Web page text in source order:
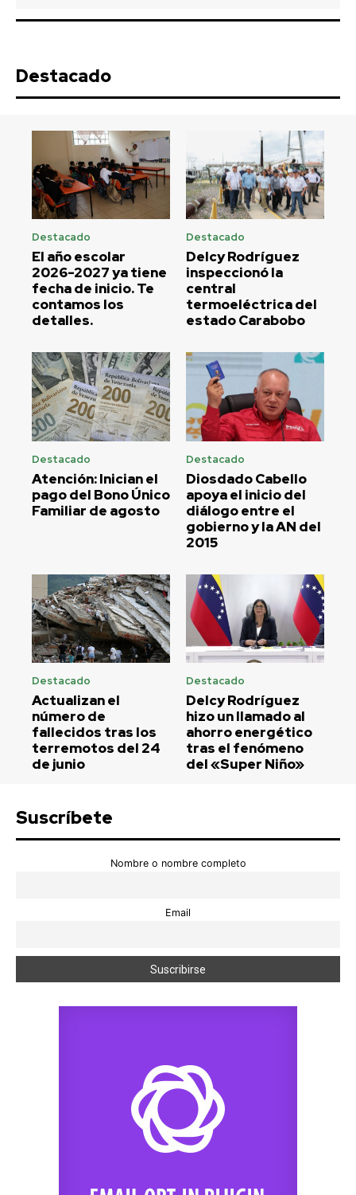
Destacado
Destacado
El año escolar
2026-2027 ya tiene
fecha de inicio. Te
contamos los
detalles.
Destacado
Delcy Rodríguez
inspeccionó la
central
termoeléctrica del
estado Carabobo
Destacado
Atención: Inician el
pago del Bono Único
Familiar de agosto
Destacado
Diosdado Cabello
apoya el inicio del
diálogo entre el
gobierno y la AN del
2015
Destacado
Actualizan el
número de
fallecidos tras los
terremotos del 24
de junio
Destacado
Delcy Rodríguez
hizo un llamado al
ahorro energético
tras el fenómeno
del «Super Niño»
Suscríbete
Nombre o nombre completo
Email